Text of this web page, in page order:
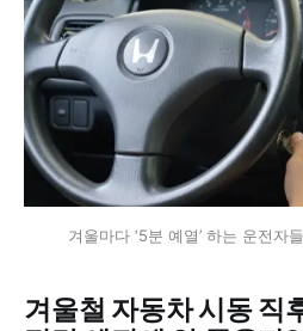
겨울마다 ‘5분 예열’ 하는 운전자
겨울철 자동차 시동 직